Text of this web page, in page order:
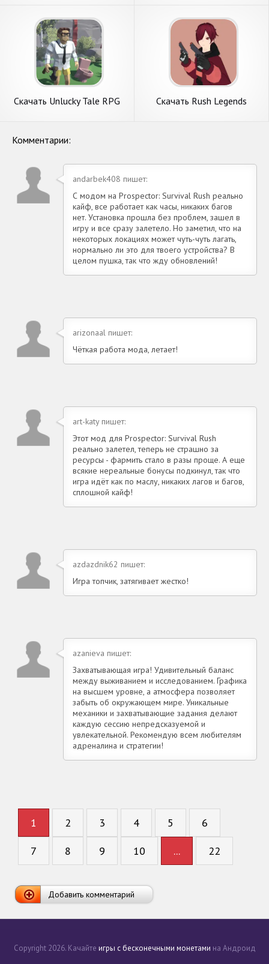
Скачать Unlucky Tale RPG
Скачать Rush Legends
Комментарии:
andarbek408 пишет:
С модом на Prospector: Survival Rush реально
кайф, все работает как часы, никаких багов
нет. Установка прошла без проблем, зашел в
игру и все сразу залетело. Но заметил, что на
некоторых локациях может чуть-чуть лагать,
нормально ли это для твоего устройства? В
целом пушка, так что жду обновлений!
arizonaal пишет:
Чёткая работа мода, летает!
art-katy пишет:
Этот мод для Prospector: Survival Rush
реально залетел, теперь не страшно за
ресурсы - фармить стало в разы проще. А еще
всякие нереальные бонусы подкинул, так что
игра идёт как по маслу, никаких лагов и багов,
сплошной кайф!
azdazdnik62 пишет:
Игра топчик, затягивает жестко!
azanieva пишет:
Захватывающая игра! Удивительный баланс
между выживанием и исследованием. Графика
на высшем уровне, а атмосфера позволяет
забыть об окружающем мире. Уникальные
механики и захватывающие задания делают
каждую сессию непредсказуемой и
увлекательной. Рекомендую всем любителям
адреналина и стратегии!
1 2 3 4 5 6
7 8 9 10 ... 22
Добавить комментарий
Copyright 2026. Качайте игры с бесконечными монетами на Андроид